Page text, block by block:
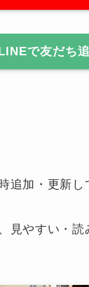
で友だち
追加・更新し
見やすい・